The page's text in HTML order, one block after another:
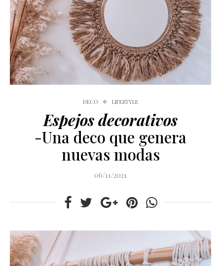
DECO LIFESTYLE
Espejos decorativos
-Una deco que genera
nuevas modas
06/11/2021